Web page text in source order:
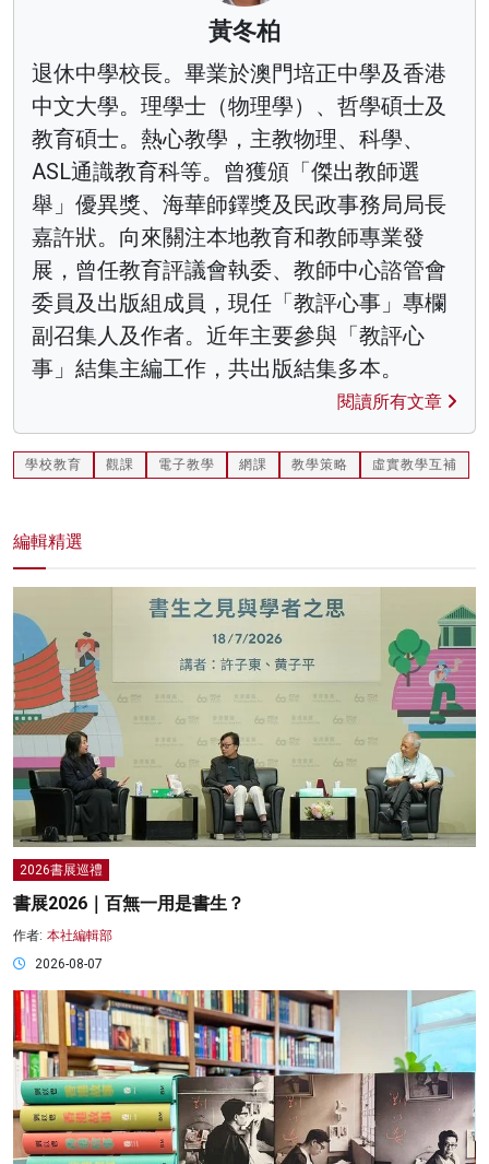
黃冬柏
退休中學校長。畢業於澳門培正中學及香港
中文大學。理學士（物理學）、哲學碩士及
教育碩士。熱心教學，主教物理、科學、
ASL通識教育科等。曾獲頒「傑出教師選
舉」優異獎、海華師鐸獎及民政事務局局長
嘉許狀。向來關注本地教育和教師專業發
展，曾任教育評議會執委、教師中心諮管會
委員及出版組成員，現任「教評心事」專欄
副召集人及作者。近年主要參與「教評心
事」結集主編工作，共出版結集多本。
閱讀所有文章
學校教育 觀課 電子教學 網課 教學策略 虛實教學互補
編輯精選
2026書展巡禮
書展2026｜百無一用是書生？
作者: 本社編輯部
2026-08-07